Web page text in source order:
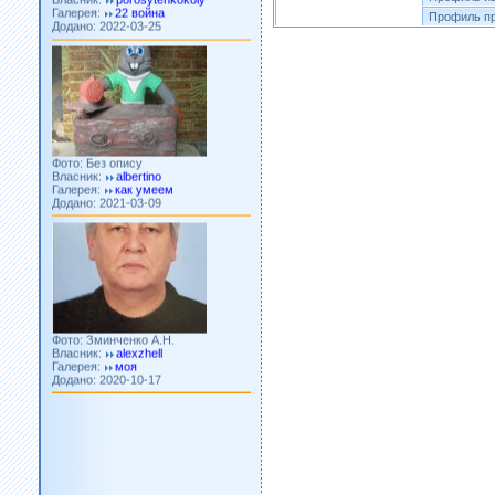
Додано: 2022-03-25
Фото: Без опису
Власник:
albertino
Галерея:
как умеем
Додано: 2021-03-09
Фото: Зминченко А.Н.
Власник:
alexzhell
Галерея:
моя
Додано: 2020-10-17
Профиль